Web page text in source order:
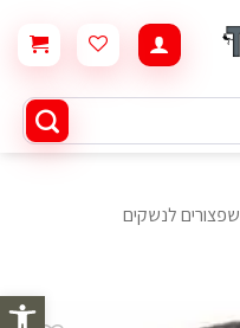
פתח
שפצורים לנשקים